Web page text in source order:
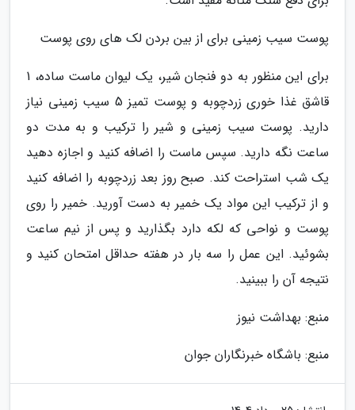
پوست سیب زمینی برای از بین بردن لک های روی پوست
برای این منظور به دو فنجان شیر، یک لیوان ماست ساده، 1
قاشق غذا خوری زردچوبه و پوست تمیز 5 سیب زمینی نیاز
دارید. پوست سیب زمینی و شیر را ترکیب و به مدت دو
ساعت نگه دارید. سپس ماست را اضافه کنید و اجازه دهید
یک شب استراحت کند. صبح روز بعد زردچوبه را اضافه کنید
و از ترکیب این مواد یک خمیر به دست آورید. خمیر را روی
پوست و نواحی که لکه دارد بگذارید و پس از نیم ساعت
بشوئید. این عمل را سه بار در هفته حداقل امتحان کنید و
نتیجه آن را ببینید.
منبع: بهداشت نیوز
منبع: باشگاه خبرنگاران جوان